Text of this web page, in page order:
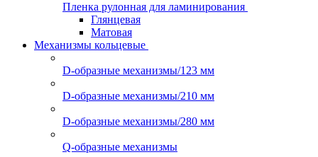
Пленка рулонная для ламинирования
Глянцевая
Матовая
Механизмы кольцевые
D-образные механизмы/123 мм
D-образные механизмы/210 мм
D-образные механизмы/280 мм
Q-образные механизмы